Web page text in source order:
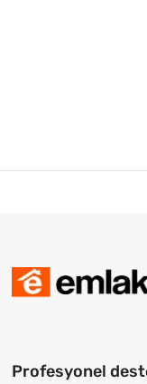
Profesyonel